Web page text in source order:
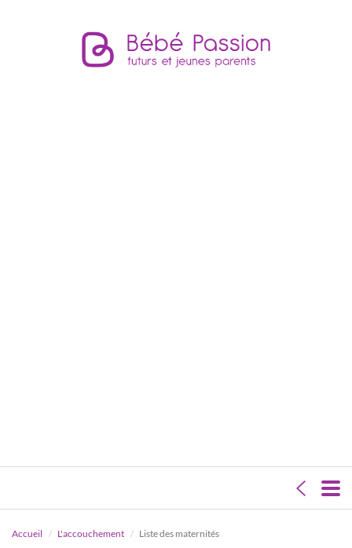
Accueil L'accouchement Liste des maternités